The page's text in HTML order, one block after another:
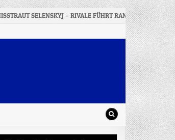
SELENSKYJ – RIVALE FÜHRT RANKING AN